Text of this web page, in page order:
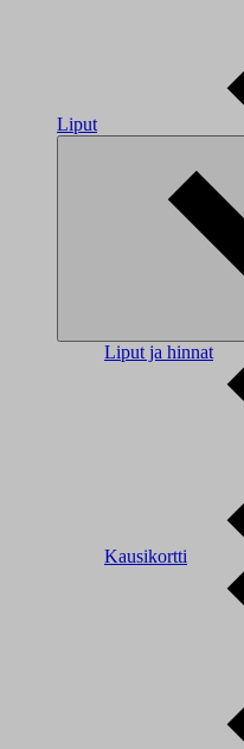
Liput
Liput ja hinnat
Kausikortti